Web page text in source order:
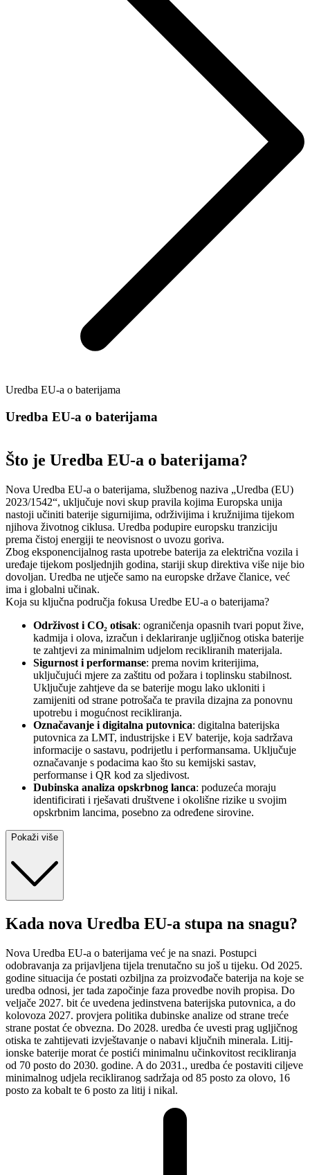
Uredba EU-a o baterijama
Uredba EU-a o baterijama
Što je Uredba EU-a o baterijama?
Nova Uredba EU-a o baterijama, službenog naziva „Uredba (EU)
2023/1542“, uključuje novi skup pravila kojima Europska unija
nastoji učiniti baterije sigurnijima, održivijima i kružnijima tijekom
njihova životnog ciklusa. Uredba podupire europsku tranziciju
prema čistoj energiji te neovisnost o uvozu goriva.
Zbog eksponencijalnog rasta upotrebe baterija za električna vozila i
uređaje tijekom posljednjih godina, stariji skup direktiva više nije bio
dovoljan. Uredba ne utječe samo na europske države članice, već
ima i globalni učinak.
Koja su ključna područja fokusa Uredbe EU-a o baterijama?
Održivost i CO₂ otisak: ograničenja opasnih tvari poput žive,
kadmija i olova, izračun i deklariranje ugljičnog otiska baterije
te zahtjevi za minimalnim udjelom recikliranih materijala.
Sigurnost i performanse: prema novim kriterijima,
uključujući mjere za zaštitu od požara i toplinsku stabilnost.
Uključuje zahtjeve da se baterije mogu lako ukloniti i
zamijeniti od strane potrošača te pravila dizajna za ponovnu
upotrebu i mogućnost recikliranja.
Označavanje i digitalna putovnica: digitalna baterijska
putovnica za LMT, industrijske i EV baterije, koja sadržava
informacije o sastavu, podrijetlu i performansama. Uključuje
označavanje s podacima kao što su kemijski sastav,
performanse i QR kod za sljedivost.
Dubinska analiza opskrbnog lanca: poduzeća moraju
identificirati i rješavati društvene i okolišne rizike u svojim
opskrbnim lancima, posebno za određene sirovine.
Pokaži više
Kada nova Uredba EU-a stupa na snagu?
Nova Uredba EU-a o baterijama već je na snazi. Postupci
odobravanja za prijavljena tijela trenutačno su još u tijeku. Od 2025.
godine situacija će postati ozbiljna za proizvođače baterija na koje se
uredba odnosi, jer tada započinje faza provedbe novih propisa. Do
veljače 2027. bit će uvedena jedinstvena baterijska putovnica, a do
kolovoza 2027. provjera politika dubinske analize od strane treće
strane postat će obvezna. Do 2028. uredba će uvesti prag ugljičnog
otiska te zahtijevati izvještavanje o nabavi ključnih minerala. Litij-
ionske baterije morat će postići minimalnu učinkovitost recikliranja
od 70 posto do 2030. godine. A do 2031., uredba će postaviti ciljeve
minimalnog udjela recikliranog sadržaja od 85 posto za olovo, 16
posto za kobalt te 6 posto za litij i nikal.